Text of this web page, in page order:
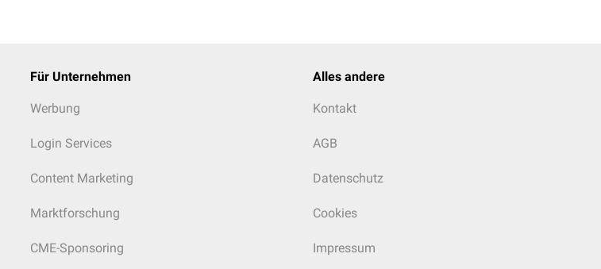
Für Unternehmen
Werbung
Login Services
Content Marketing
Marktforschung
CME-Sponsoring
Alles andere
Kontakt
AGB
Datenschutz
Cookies
Impressum